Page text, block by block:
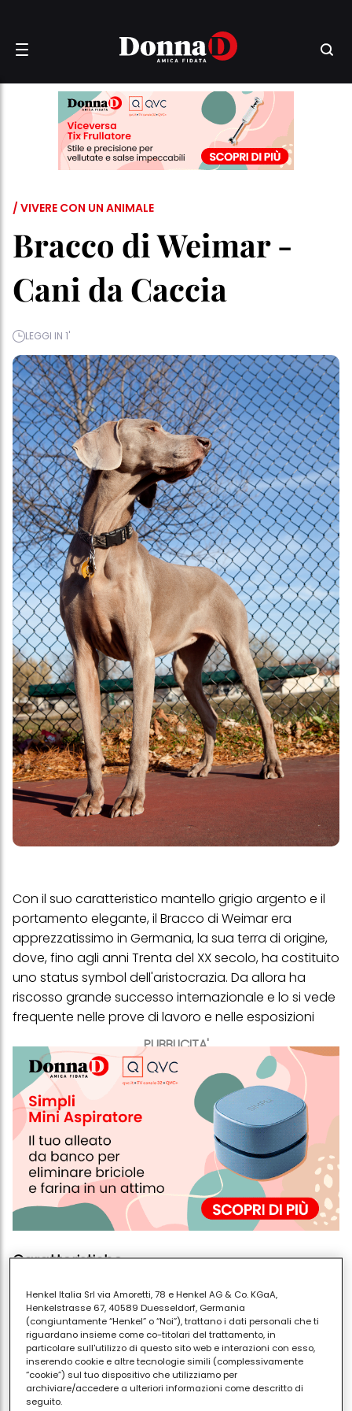
/ VIVERE CON UN ANIMALE
Bracco di Weimar -
Cani da Caccia
LEGGI IN 1'
PUBBLICITA'
Con il suo caratteristico mantello grigio argento e il
portamento elegante, il Bracco di Weimar era
apprezzatissimo in Germania, la sua terra di origine,
dove, fino agli anni Trenta del XX secolo, ha costituito
uno status symbol dell'aristocrazia. Da allora ha
riscosso grande successo internazionale e lo si vede
frequente nelle prove di lavoro e nelle esposizioni
Caratteristiche
la razza fu selezionata presso la corte del granduca
Carlo Augusto dei Weimar intorno al 1810. L'intento era
quello di ottenere un perfetto compagno per la
caccia, utilizzando cani da ferma tedeschi, con
l'apporto di sangue del Cane di Sant'Uberto per
acuirne l'olfatto e di segugi francesi per accrescerne
Henkel Italia Srl via Amoretti, 78 e Henkel AG & Co. KGaA,
Henkelstrasse 67, 40589 Duesseldorf, Germania
(congiuntamente “Henkel” o “Noi”), trattano i dati personali che ti
riguardano insieme come co-titolari del trattamento, in
particolare sull'utilizzo di questo sito web e interazioni con esso,
inserendo cookie e altre tecnologie simili (complessivamente
“cookie”) sul tuo dispositivo che utilizziamo per
archiviare/accedere a ulteriori informazioni come descritto di
seguito.